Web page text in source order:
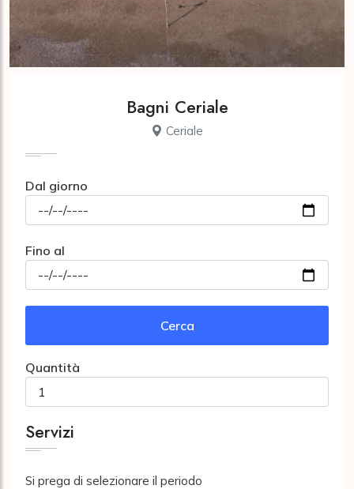
Bagni Ceriale
Ceriale
Dal giorno
Fino al
Cerca
Quantità
Servizi
Si prega di selezionare il periodo